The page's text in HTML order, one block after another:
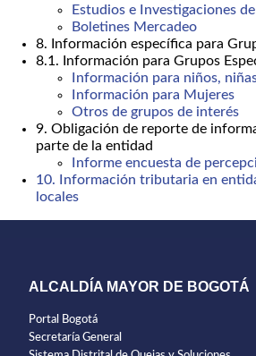
Estudios e Investigaciones
Boletines Mercadeo
8. Información específica para
8.1. Información para Grupos
Información para niños,
Información para Mujeres
Otros de grupos de interés
9. Obligación de reporte de
parte de la entidad
Informe encuesta de
10. Información tributaria en
locales
ALCALDÍA MAYOR DE BOGOTÁ
Portal Bogotá
Secretaría General